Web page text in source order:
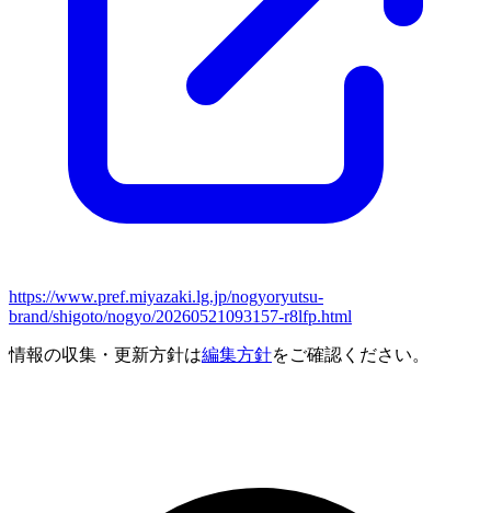
https://www.pref.miyazaki.lg.jp/nogyoryutsu-
brand/shigoto/nogyo/20260521093157-r8lfp.html
情報の収集・更新方針は編集方針をご確認ください。